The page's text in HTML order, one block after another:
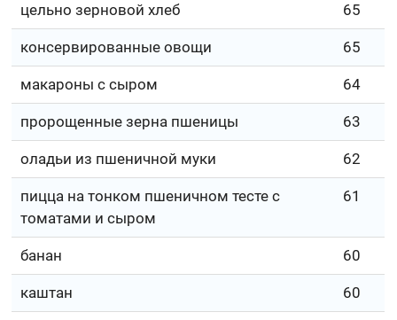
цельно зерновой хлеб 65
консервированные овощи 65
макароны с сыром 64
пророщенные зерна пшеницы 63
оладьи из пшеничной муки 62
пицца на тонком пшеничном тесте с
томатами и сыром
61
банан 60
каштан 60